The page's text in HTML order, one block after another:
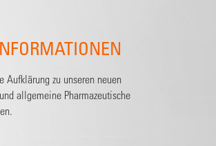
Aufklärung zu unseren neuen
allgemeine Pharmazeutische